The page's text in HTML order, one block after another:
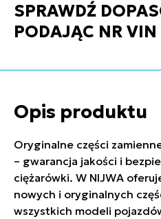
SPRAWDŹ
PODAJĄC NR VIN
Opis produktu
Oryginalne części
– gwarancja jakości i
ciężarówki. W NIJWA
nowych i oryginalnych
wszystkich modeli